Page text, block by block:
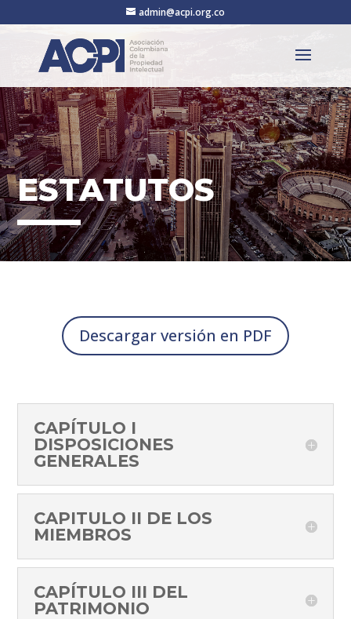
admin@acpi.org.co
ESTATUTOS
Descargar versión en PDF
CAPÍTULO I
DISPOSICIONES
GENERALES
CAPITULO II DE LOS
MIEMBROS
CAPÍTULO III DEL
PATRIMONIO